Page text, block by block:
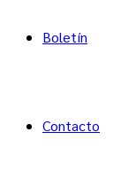
Boletín
Contacto